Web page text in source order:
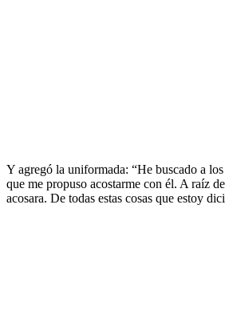
Y agregó la uniformada: “He buscado a
que me propuso acostarme con él. A raíz
acosara. De todas estas cosas que estoy